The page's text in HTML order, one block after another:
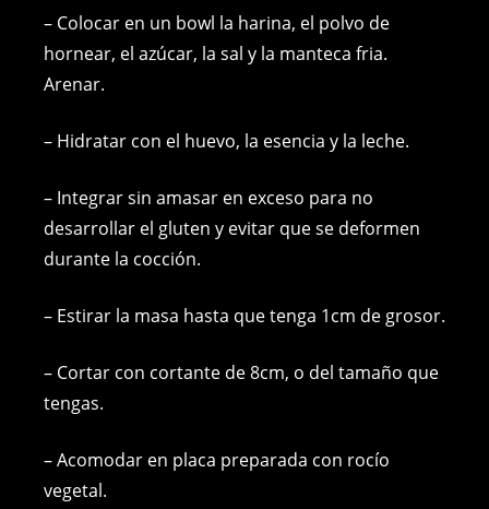
– Colocar en un bowl la harina, el polvo de
hornear, el azúcar, la sal y la manteca fria.
Arenar.
– Hidratar con el huevo, la esencia y la leche.
– Integrar sin amasar en exceso para no
desarrollar el gluten y evitar que se deformen
durante la cocción.
– Estirar la masa hasta que tenga 1cm de grosor.
– Cortar con cortante de 8cm, o del tamaño que
tengas.
– Acomodar en placa preparada con rocío
vegetal.